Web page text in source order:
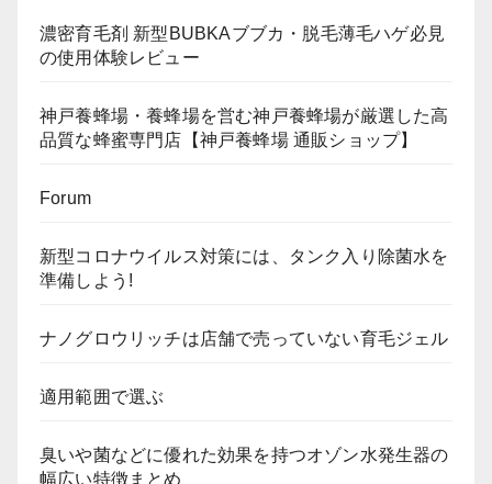
濃密育毛剤 新型BUBKAブブカ・脱毛薄毛ハゲ必見
の使用体験レビュー
神戸養蜂場・養蜂場を営む神戸養蜂場が厳選した高
品質な蜂蜜専門店【神戸養蜂場 通販ショップ】
Forum
新型コロナウイルス対策には、タンク入り除菌水を
準備しよう!
ナノグロウリッチは店舗で売っていない育毛ジェル
適用範囲で選ぶ
臭いや菌などに優れた効果を持つオゾン水発生器の
幅広い特徴まとめ